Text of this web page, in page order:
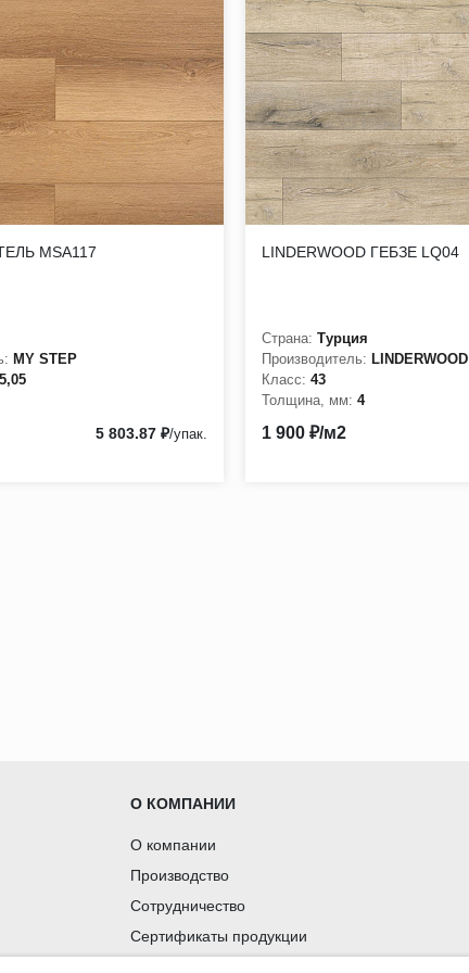
мм;
(КМ2);
MSA117
MY STEP
5,05
5 803.87 ₽/упак.
LINDERWOOD ГЕБЗЕ LQ04
Страна: Турция
Производитель: LINDERWOOD
Класс: 43
Толщина, мм: 4
1 900 ₽/м2
О КОМПАНИИ
О компании
Производство
Сотрудничество
Сертификаты продукции